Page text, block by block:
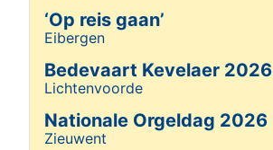
‘Op reis gaan’
Details
Eibergen
Bedevaart Kevelaer 2026
Details
Lichtenvoorde
Nationale Orgeldag 2026
Details
Zieuwent